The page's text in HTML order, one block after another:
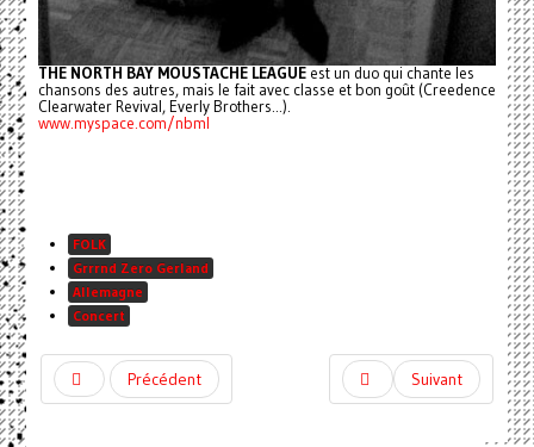
THE NORTH BAY MOUSTACHE LEAGUEest un duo qui chante les
chansons des autres, mais le fait avec classe et bon goût (Creedence
Clearwater Revival, Everly Brothers...).
www.myspace.com/nbml
FOLK
Grrrnd Zero Gerland
Allemagne
Concert
Précédent Suivant